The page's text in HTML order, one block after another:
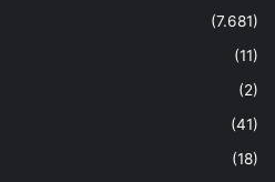
(7.681)
(11)
(2)
(41)
(18)